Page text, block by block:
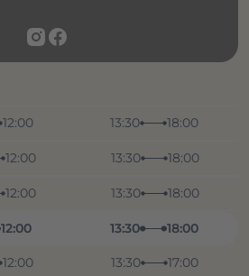
12:00 13:30 18:00
12:00 13:30 18:00
12:00 13:30 18:00
12:00 13:30 18:00
12:00 13:30 17:00